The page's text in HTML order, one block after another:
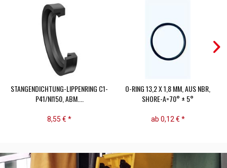
STANGENDICHTUNG-LIPPENRING C1-
P41/NI150, ABM....
8,55 € *
O-RING 13,2 X 1,8 MM, AUS NBR,
SHORE-A=70° ± 5°
ab 0,12 € *